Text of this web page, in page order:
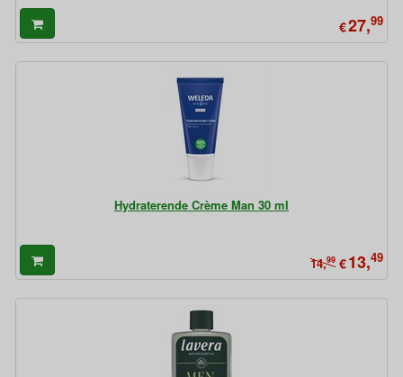
€27,99
Hydraterende Crème Man 30 ml
14,99 €13,49